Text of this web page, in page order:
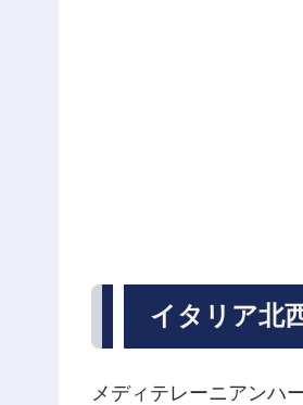
イタリア北
メディテレーニアンハ